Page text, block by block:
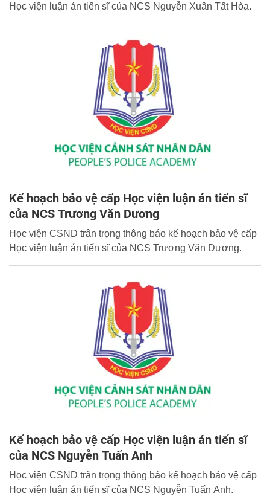
Học viện luận án tiến sĩ của NCS Nguyễn Xuân Tất Hòa.
Kế hoạch bảo vệ cấp Học viện luận án tiến sĩ
của NCS Trương Văn Dương
Học viện CSND trân trọng thông báo kế hoạch bảo vệ cấp
Học viện luận án tiến sĩ của NCS Trương Văn Dương.
Kế hoạch bảo vệ cấp Học viện luận án tiến sĩ
của NCS Nguyễn Tuấn Anh
Học viện CSND trân trọng thông báo kế hoạch bảo vệ cấp
Học viện luận án tiến sĩ của NCS Nguyễn Tuấn Anh.